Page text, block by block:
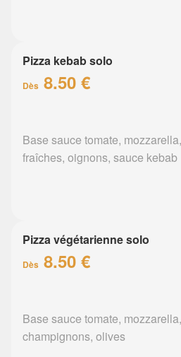
Pizza kebab solo
Dès 8.50 €
Base sauce tomate,
fraîches, oignons, sauce kebab
Pizza végétarienne solo
Dès 8.50 €
Base sauce tomate,
champignons, olives